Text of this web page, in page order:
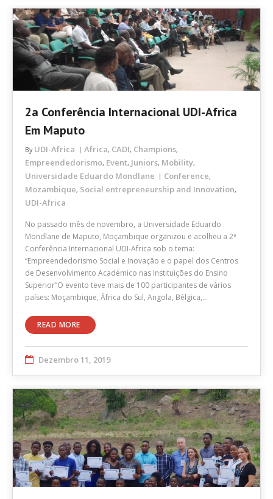
2a Conferência Internacional UDI-Africa
Em Maputo
By UDI-Africa Africa, CADI, Champions,
Empreendedorismo, Event, Juniors, Mobility,
Universidade Eduardo Mondlane Conference,
Mozambique, Social entrepreneurship and Innovation,
UDI-Africa
No passado mês de novembro, a Universidade Eduardo
Mondlane de Maputo, Moçambique organizou e acolheu a 2ª
Conferência Internacional UDI-Africa sob o tema:
“Empreendedorismo Social e Inovação e o papel dos Centros
de Desenvolvimento Académico nas Instituições do Ensino
Superior”O evento teve mais de 100 participantes de vários
países: Moçambique, África do Sul, Angola, Bélgica,…
READ MORE
Dezembro 11, 2019